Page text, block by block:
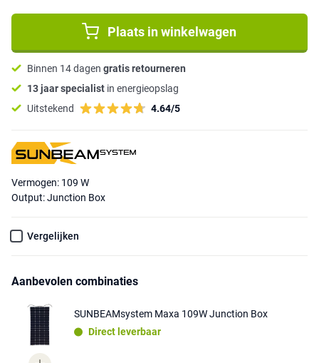
Plaats in winkelwagen
Binnen 14 dagen gratis retourneren
13 jaar specialist in energieopslag
Uitstekend
4.64/5
Vermogen: 109 W
Output: Junction Box
Vergelijken
Aanbevolen combinaties
SUNBEAMsystem Maxa 109W Junction Box
Direct leverbaar